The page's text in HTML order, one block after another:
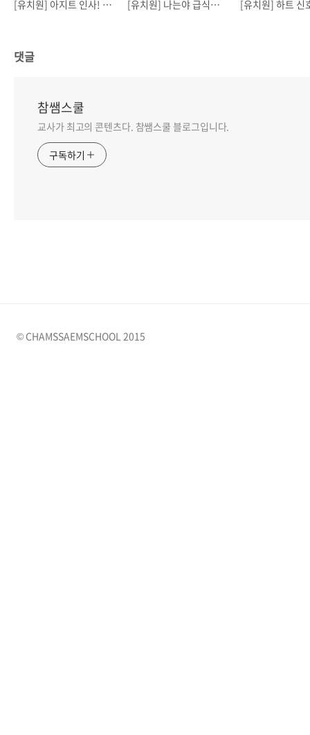
[유치원] 아지트 인사! 곰곰놀이터와 함께해요:D [유치원] 나는야 급식왕! 곰곰놀이터와 함께해요:D
댓글
참쌤스쿨
교사가 최고의 콘텐츠다. 참쌤스쿨 블로그입니다.
구독하기
© CHAMSSAEMSCHOOL 2015